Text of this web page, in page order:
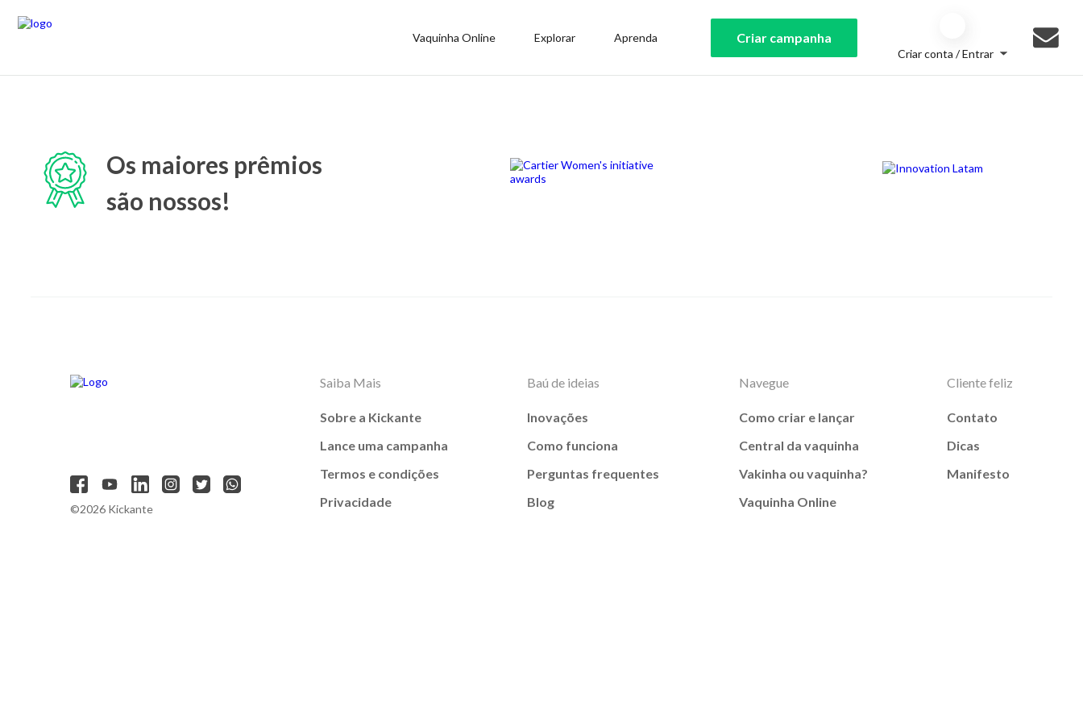
Vaquinha Online Explorar Aprenda Criar campanha
Criar conta / Entrar
Os maiores prêmios
são nossos!
©2026 Kickante
Saiba Mais
Sobre a Kickante
Lance uma campanha
Termos e condições
Privacidade
Baú de ideias
Inovações
Como funciona
Perguntas frequentes
Blog
Navegue
Como criar e lançar
Central da vaquinha
Vakinha ou vaquinha?
Vaquinha Online
Cliente feliz
Contato
Dicas
Manifesto